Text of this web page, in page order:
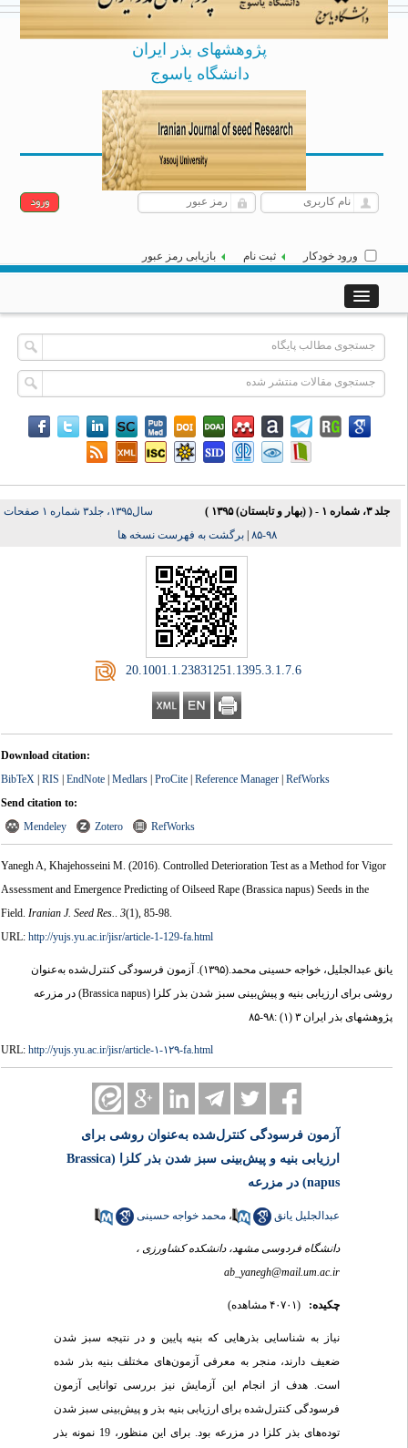
پژوهشهای بذر ایران
دانشگاه یاسوج
|
English
[Archive]
ورود خودکار ثبت نام بازیابی رمز عبور
جلد ۳، شماره ۱ - ( (بهار و تابستان) ۱۳۹۵ )
سال۱۳۹۵، جلد۳ شماره ۱ صفحات
|برگشت به فهرست نسخه ها
‎ 20.1001.1.23831251.1395.3.1.7.6
Download citation:
BibTeX|RIS|EndNote|Medlars|ProCite|Reference Manager|RefWorks
Send citation to:
Mendeley
Zotero RefWorks
Yanegh A, Khajehosseini M.(2016).Controlled Deterioration Test as a Method for Vigor
Assessment and Emergence Predicting of Oilseed Rape (Brassica napus) Seeds in the
Field.Iranian J. Seed Res..3(1), 85-98.
URL:http://yujs.yu.ac.ir/jisr/article-1-129-fa.html
یانق عبدالجلیل، خواجه حسینی محمد.(۱۳۹۵).
آزمون فرسودگی کنترل‌شده به‌عنوان
روشی برای ارزیابی بنیه و پیش‌بینی سبز شدن بذر کلزا (Brassica napus) در مزرعه
پژوهشهای بذر ایران ۳ (۱) :۹۸-۸۵
URL:http://yujs.yu.ac.ir/jisr/article-۱-۱۲۹-fa.html
آزمون فرسودگی کنترل‌شده به‌عنوان روشی برای
ارزیابی بنیه و پیش‌بینی سبز شدن بذر کلزا (Brassica
napus) در مزرعه
عبدالجلیل یانق ، محمد خواجه حسینی
دانشگاه فردوسی مشهد، دانشکده کشاورزی ،
ab_yanegh@mail.um.ac.ir
چکیده: (۴۰۷۰۱ مشاهده)
نیاز به شناسایی بذرهایی که بنیه پایین و در نتیجه سبز شدن
ضعیف دارند، منجر به معرفی آزمون‌های مختلف بنیه بذر شده
است. هدف از انجام این آزمایش نیز بررسی توانایی آزمون
فرسودگی کنترل‌شده برای ارزیابی بنیه بذر و پیش‌بینی سبز شدن
توده‌های بذر کلزا در مزرعه بود. برای این منظور، 19 نمونه بذر